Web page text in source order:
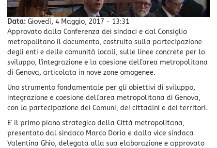
Data: Giovedì, 4 Maggio, 2017 - 13:31
Approvato dalla Conferenza dei sindaci e dal Consiglio
metropolitano il documento, costruito sulla partecipazione
degli enti e delle comunità locali, sulle linee concrete per lo
sviluppo, l'integrazione e la coesione dell'area metropolitana
di Genova, articolata in nove zone omogenee.
Uno strumento fondamentale per gli obiettivi di sviluppo,
integrazione e coesione dell'area metropolitana di Genova,
con la partecipazione dei Comuni, dei cittadini e dei territori.
E' il primo piano strategico della Città metropolitana,
presentato dal sindaco Marco Doria e dalla vice sindaca
Valentina Ghio, delegata alla sua elaborazione e approvato